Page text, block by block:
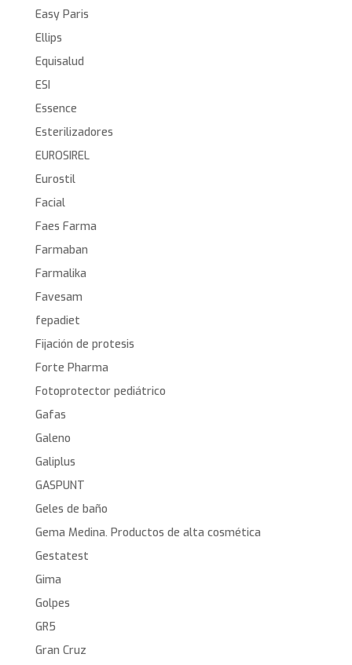
Easy Paris
Ellips
Equisalud
ESI
Essence
Esterilizadores
EUROSIREL
Eurostil
Facial
Faes Farma
Farmaban
Farmalika
Favesam
fepadiet
Fijación de protesis
Forte Pharma
Fotoprotector pediátrico
Gafas
Galeno
Galiplus
GASPUNT
Geles de baño
Gema Medina. Productos de alta cosmética
Gestatest
Gima
Golpes
GR5
Gran Cruz